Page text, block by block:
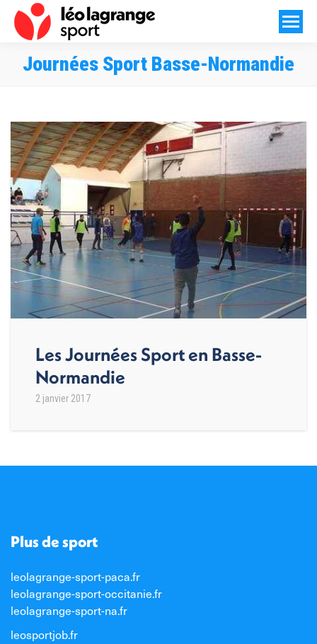
Journées Sport Basse-Normandie
Les Journées Sport en Basse-
Normandie
2 janvier 2017
Plus de sport
leolagrange-sport-paca.fr
leolagrange-sport-occitanie.fr
leolagrange-sport-na.fr
leosportjob.fr